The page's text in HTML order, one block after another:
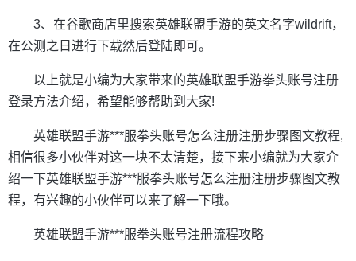
3、在谷歌商店里搜索英雄联盟手游的英文名字wildrift，
在公测之日进行下载然后登陆即可。
以上就是小编为大家带来的英雄联盟手游拳头账号注册
登录方法介绍，希望能够帮助到大家!
英雄联盟手游***服拳头账号怎么注册注册步骤图文教程,
相信很多小伙伴对这一块不太清楚，接下来小编就为大家介
绍一下英雄联盟手游***服拳头账号怎么注册注册步骤图文教
程，有兴趣的小伙伴可以来了解一下哦。
英雄联盟手游***服拳头账号注册流程攻略